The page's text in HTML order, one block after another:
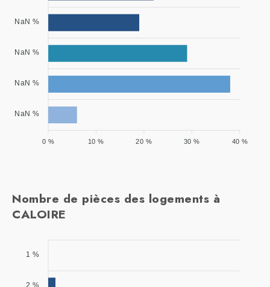
NaN %
NaN %
NaN %
NaN %
40 %
30 %
20 %
10 %
0 %
Nombre de pièces des logements à
CALOIRE
1 %